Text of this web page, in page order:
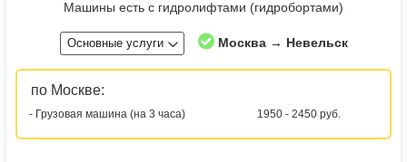
Машины есть с гидролифтами (гидробортами)
Основные услуги Москва → Невельск
по Москве:
- Грузовая машина (на 3 часа) 1950 - 2450 руб.